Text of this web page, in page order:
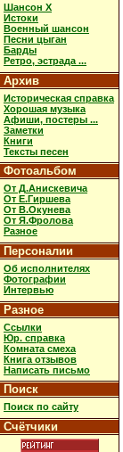
Шансон X
Истоки
Военный шансон
Песни цыган
Барды
Ретро, эстрада ...
Архив
Историческая справка
Хорошая музыка
Афиши, постеры ...
Заметки
Книги
Тексты песен
Фотоальбом
От Д.Анискевича
От Е.Гиршева
От В.Окунева
От Я.Фролова
Разное
Персоналии
Об исполнителях
Фотографии
Интервью
Разное
Ссылки
Юр. справка
Комната смеха
Книга отзывов
Написать письмо
Поиск
Поиск по сайту
Счётчики